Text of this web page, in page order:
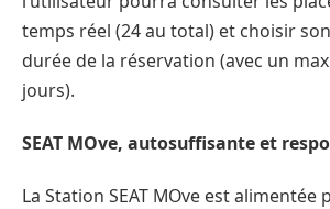
temps réel (24 au total) et choisir
durée de la réservation (avec un
jours).
SEAT MOve, autosuffisante et
La Station SEAT MOve est alimentée